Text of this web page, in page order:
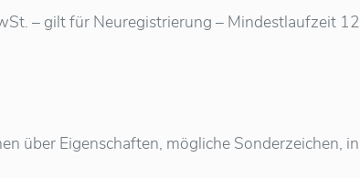
– gilt für Neuregistrierung – Mindestlaufzeit
über Eigenschaften, mögliche